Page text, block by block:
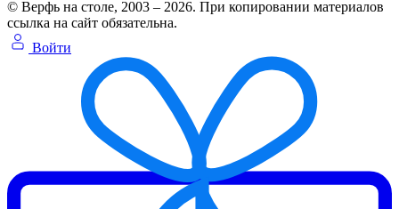
© Верфь на столе, 2003 – 2026. При копировании материалов
ссылка на сайт обязательна.
Войти